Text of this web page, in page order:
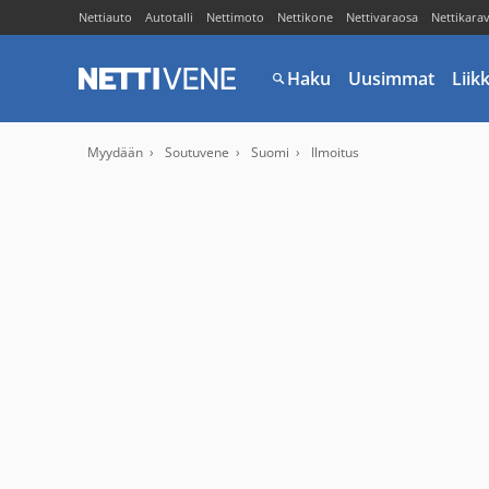
Nettiauto Autotalli Nettimoto Nettikone Nettivaraosa
Haku Uusimmat
Myydään Soutuvene Suomi Ilmoitus